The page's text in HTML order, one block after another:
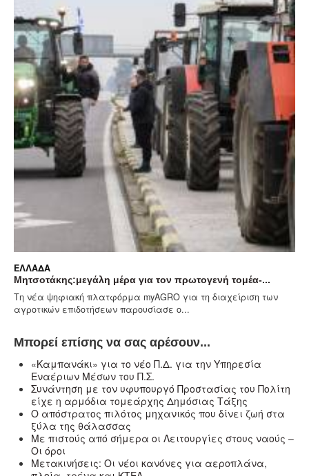
ΕΛΛΆΔΑ
Μητσοτάκης:μεγάλη μέρα για τον πρωτογενή τομέα-...
Τη νέα ψηφιακή πλατφόρμα myAGRO για τη διαχείριση των
αγροτικών επιδοτήσεων παρουσίασε ο...
Μπορεί επίσης να σας αρέσουν...
«Καμπανάκι» για το νέο Π.Δ. για την Υπηρεσία
Εναέριων Μέσων του Π.Σ.
Συνάντηση με τον υφυπουργό Προστασίας του Πολίτη
είχε η αρμόδια τομεάρχης Δημόσιας Τάξης
Ο απόστρατος πιλότος μηχανικός που δίνει ζωή στα
ξύλα της θάλασσας
Με πιστούς από σήμερα οι Λειτουργίες στους ναούς –
Oι όροι
Μετακινήσεις: Οι νέοι κανόνες για αεροπλάνα,